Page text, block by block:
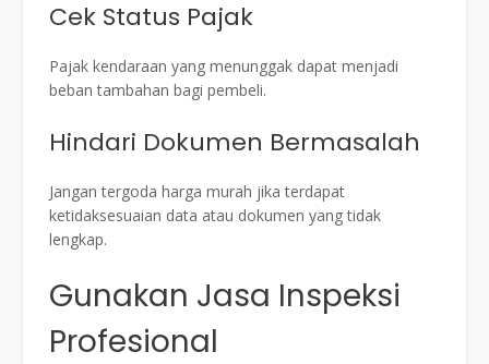
Cek Status Pajak
Pajak kendaraan yang menunggak dapat menjadi
beban tambahan bagi pembeli.
Hindari Dokumen Bermasalah
Jangan tergoda harga murah jika terdapat
ketidaksesuaian data atau dokumen yang tidak
lengkap.
Gunakan Jasa Inspeksi
Profesional